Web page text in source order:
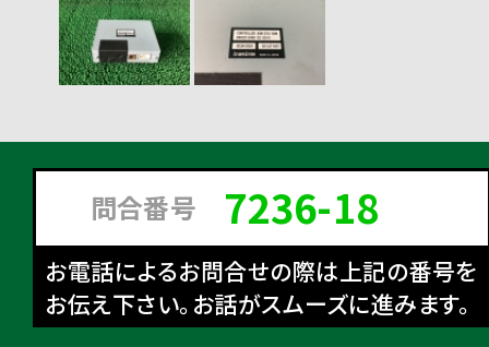
問合番号 7236-18
お電話によるお問合せの際は上記の番号を
お伝え下さい。お話がスムーズに進みます。